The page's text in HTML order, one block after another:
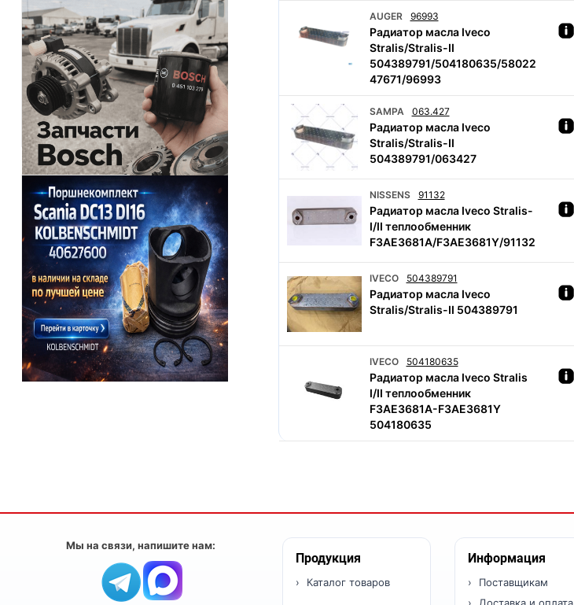
AUGER 96993
Радиатор масла Iveco
Stralis/Stralis-II
504389791/504180635/58022
47671/96993
SAMPA 063.427
Радиатор масла Iveco
Stralis/Stralis-II
504389791/063427
NISSENS 91132
Радиатор масла Iveco Stralis-
I/II теплообменник
F3AE3681A/F3AE3681Y/91132
IVECO 504389791
Радиатор масла Iveco
Stralis/Stralis-II 504389791
IVECO 504180635
Радиатор масла Iveco Stralis
I/II теплообменник
F3AE3681A-F3AE3681Y
504180635
Мы на связи, напишите нам:
Продукция
Каталог товаров
Информация
Поставщикам